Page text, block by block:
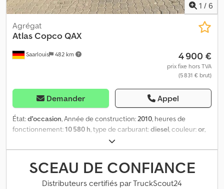
1 / 6
Saarlouis 482 km
Agrégat
Atlas CopcoQAX
4 900 €
prix fixe hors TVA
(5 831 € brut)
Demander Appel
État:d'occasion, Année de construction:2010, heures de
fonctionnement:10 580 h, type de carburant:diesel, couleur:or,
, fabricant de moteurs:
vide: 1.508 kg Dcjdpfxjzltkks Abyek Capacité du générateur: 40
SCEAU DE CONFIANCE
Distributeurs certifiés par TruckScout24